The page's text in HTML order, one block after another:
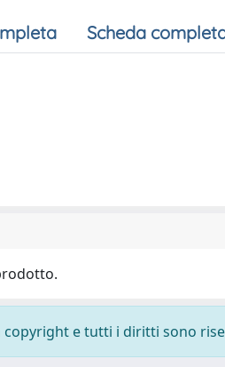
Scheda
e tutti i diritti sono